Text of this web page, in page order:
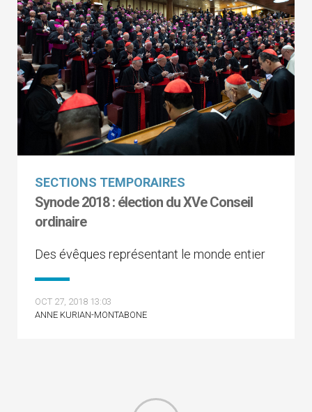
SECTIONS TEMPORAIRES
Synode 2018 : élection du XVe Conseil
ordinaire
Des évêques représentant le monde entier
OCT 27, 2018 13:03
ANNE KURIAN-MONTABONE